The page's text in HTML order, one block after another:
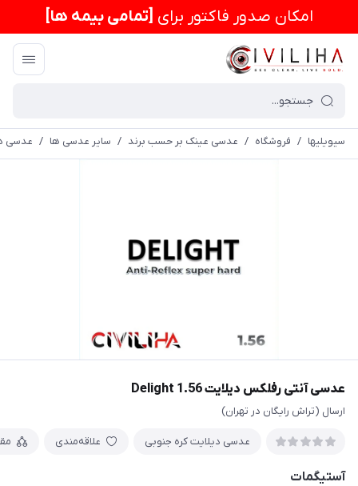
امكان صدور فاکتور برای [تمامی بیمه ها]
سیویلیها / فروشگاه / عدسی عینک بر حسب برند / سایر عدسی ها / عدسی
عدسی آنتی رفلکس دیلایت 1.56 Delight
ارسال (تراش رایگان در تهران)
عدسی دیلایت کره جنوبی علاقه‌مندی
آستیگمات